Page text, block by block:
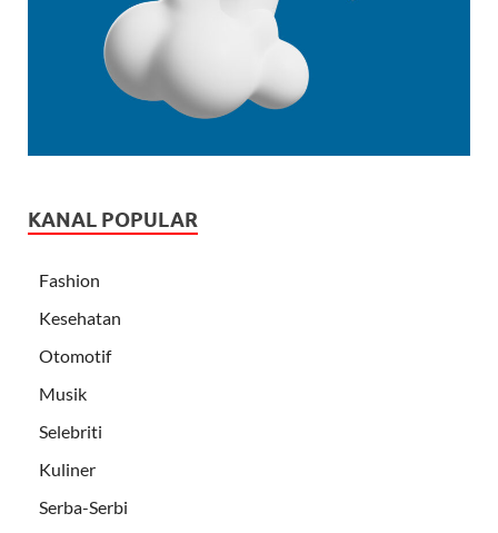
KANAL POPULAR
Fashion
Kesehatan
Otomotif
Musik
Selebriti
Kuliner
Serba-Serbi